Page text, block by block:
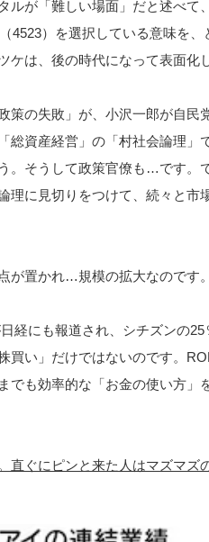
が「難しい場面」だと述べて
4523）を選択している意味を
は、後の時代になって表面化
策の失敗」が、小沢一郎が自民
総資産経営」の「村社会論理」
。そうして政策官僚も…です。
に見切りをつけて、続々と市
が置かれ…規模の拡大なのです。
経にも報道され、シチズンの
い」だけではないのです。
も効率的な「お金の使い方」
ぐにピンと来た人はマズマズ